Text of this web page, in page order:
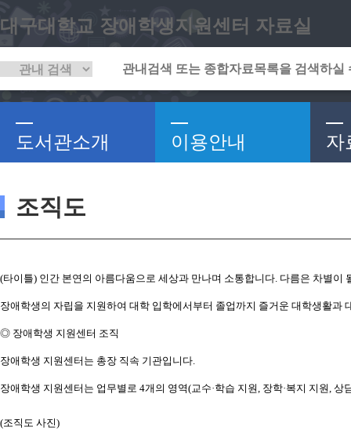
대구대학교 장애학생지원센터 자료실
도서관소개 이용안내 자
조직도
(타이틀) 인간 본연의 아름다움으로 세상과 만나며 소통합니다. 다름은 차별이
장애학생의 자립을 지원하여 대학 입학에서부터 졸업까지 즐거운 대학생활과
◎ 장애학생 지원센터 조직
장애학생 지원센터는 총장 직속 기관입니다.
장애학생 지원센터는 업무별로 4개의 영역(교수·학습 지원, 장학·복지 지원, 상
(조직도 사진)